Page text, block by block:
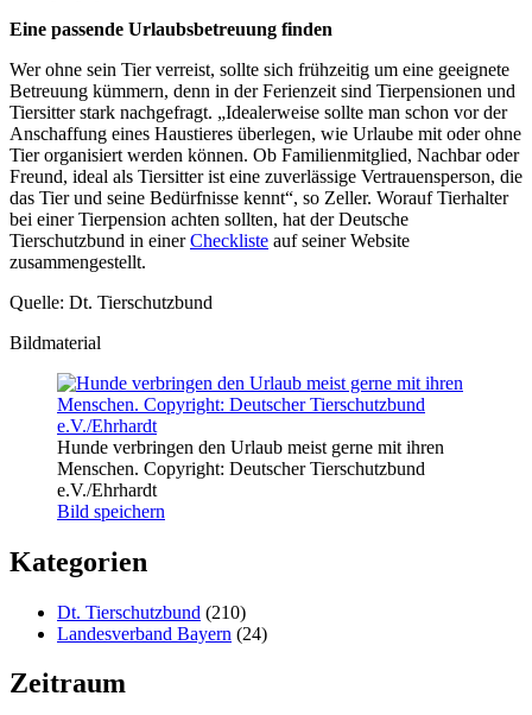
Eine passende Urlaubsbetreuung finden
Wer ohne sein Tier verreist, sollte sich frühzeitig um eine geeignete
Betreuung kümmern, denn in der Ferienzeit sind Tierpensionen und
Tiersitter stark nachgefragt. „Idealerweise sollte man schon vor der
Anschaffung eines Haustieres überlegen, wie Urlaube mit oder ohne
Tier organisiert werden können. Ob Familienmitglied, Nachbar oder
Freund, ideal als Tiersitter ist eine zuverlässige Vertrauensperson, die
das Tier und seine Bedürfnisse kennt“, so Zeller. Worauf Tierhalter
bei einer Tierpension achten sollten, hat der Deutsche
Tierschutzbund in einerCheckliste auf seiner Website
zusammengestellt.
Quelle: Dt. Tierschutzbund
Bildmaterial
Hunde verbringen den Urlaub meist gerne mit ihren
Menschen. Copyright: Deutscher Tierschutzbund
e.V./Ehrhardt
Bild speichern
Kategorien
Dt. Tierschutzbund (210)
Landesverband Bayern (24)
Zeitraum